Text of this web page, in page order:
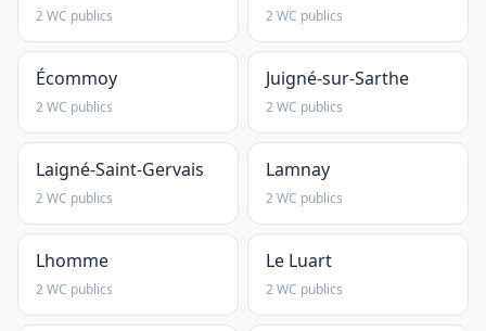
2 WC publics 2 WC publics
Écommoy
2 WC publics
Juigné-sur-Sarthe
2 WC publics
Laigné-Saint-Gervais
2 WC publics
Lamnay
2 WC publics
Lhomme
2 WC publics
Le Luart
2 WC publics